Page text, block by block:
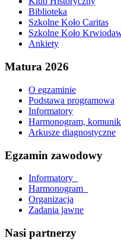
Biblioteka
Szkolne Koło Caritas
Szkolne Koło
Ankiety
Matura 2026
O egzaminie
Podstawa programowa
Informatory
Harmonogram,
Arkusze diagnostyczne
Egzamin zawodowy
Informatory_
Harmonogram_
Organizacja
Zadania jawne
Nasi partnerzy